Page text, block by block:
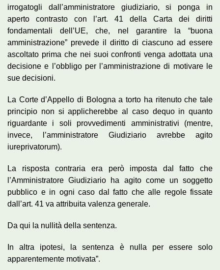
irrogatogli dall’amministratore giudiziario, si ponga in
aperto contrasto con l’art. 41 della Carta dei diritti
fondamentali dell’UE, che, nel garantire la “buona
amministrazione” prevede il diritto di ciascuno ad essere
ascoltato prima che nei suoi confronti venga adottata una
decisione e l’obbligo per l’amministrazione di motivare le
sue decisioni.
La Corte d’Appello di Bologna a torto ha ritenuto che tale
principio non si applicherebbe al caso dequo in quanto
riguardante i soli provvedimenti amministrativi (mentre,
invece, l’amministratore Giudiziario avrebbe agito
iureprivatorum).
La risposta contraria era però imposta dal fatto che
l’Amministratore Giudiziario ha agito come un soggetto
pubblico e in ogni caso dal fatto che alle regole fissate
dall’art. 41 va attribuita valenza generale.
Da qui la nullità della sentenza.
In altra ipotesi, la sentenza è nulla per essere solo
apparentemente motivata”.